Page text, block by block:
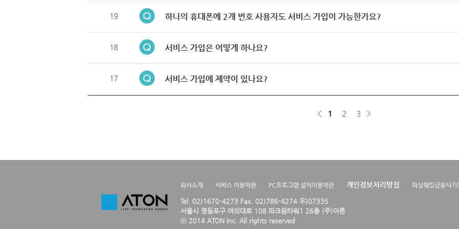
19 하나의 휴대폰에 2개 번호 사용자도 서비스 가입이 가능한가요?
18 서비스 가입은 어떻게 하나요?
17 서비스 가입에 제약이 있나요?
< 1 2 3 >
회사소개 서비스 이용약관 PC프로그램 설치이용약관 개인정보처리방침 피싱해킹금융사기
Tel. 02)1670-4273 Fax. 02)786-4274 우)07335
서울시 영등포구 여의대로 108 파크원타워1 26층 (주)아톤
ⓒ 2014 ATON Inc. All rights reserved